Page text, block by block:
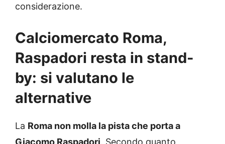
considerazione.
Calciomercato Roma,
Raspadori resta in stand-
by: si valutano le
alternative
La Roma non molla la pista che porta a
Giacomo Raspadori . Secondo quanto